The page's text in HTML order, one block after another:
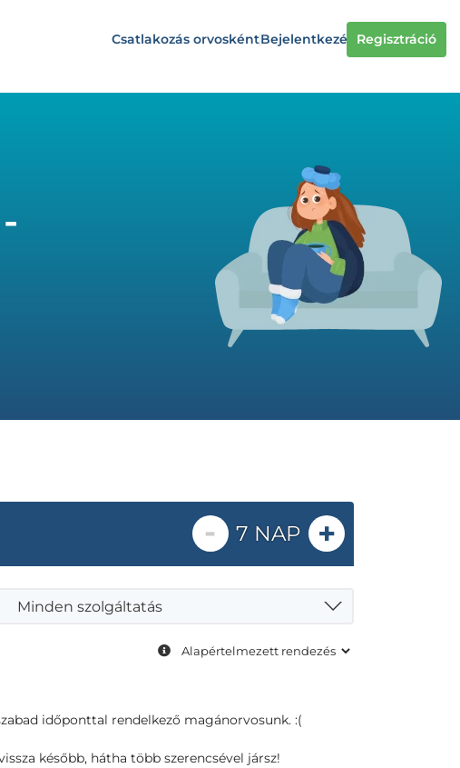
Csatlakozás orvoskéntBejelentkezés Regisztráció
- 7 NAP +
Minden szolgáltatás
időponttal rendelkező magánorvosunk. :(
később, hátha több szerencsével jársz!